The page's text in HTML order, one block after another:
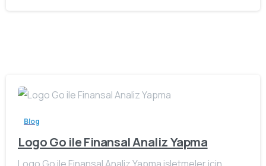
Blog
Logo Go ile Finansal Analiz Yapma